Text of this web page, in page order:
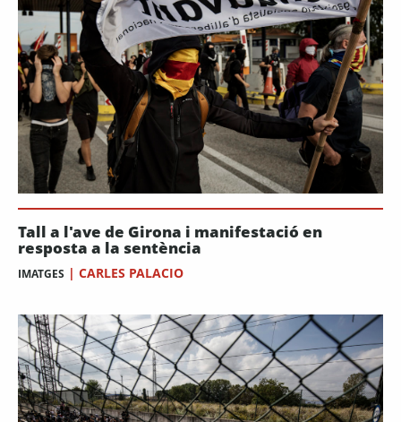
Tall a l'ave de Girona i manifestació en
resposta a la sentència
IMATGES | CARLES PALACIO